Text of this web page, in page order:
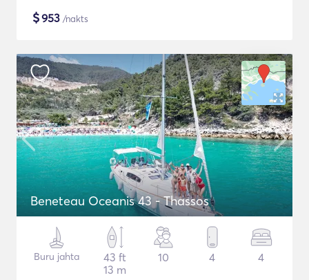
$953 /nakts
Beneteau Oceanis 43 - Thassos
Buru jahta
43 ft
13 m
10 4 4